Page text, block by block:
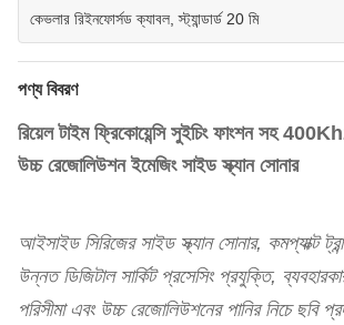
কেভলার রিইনফোর্সড ক্যাবল, স্ট্যান্ডার্ড 20 মি
পণ্য বিবরণ
রিয়েল টাইম ফ্রিকোয়েন্সি সুইচিং ফাংশন সহ
উচ্চ রেজোলিউশন ইমেজিং সাইড স্ক্যান সোনার
আইসাইড সিরিজের সাইড স্ক্যান সোনার, কমপ্যাক্ট
উন্নত ডিজিটাল সার্কিট প্রসেসিং প্রযুক্তি,
পরিসীমা এবং উচ্চ রেজোলিউশনের পানির নিচে ছবি